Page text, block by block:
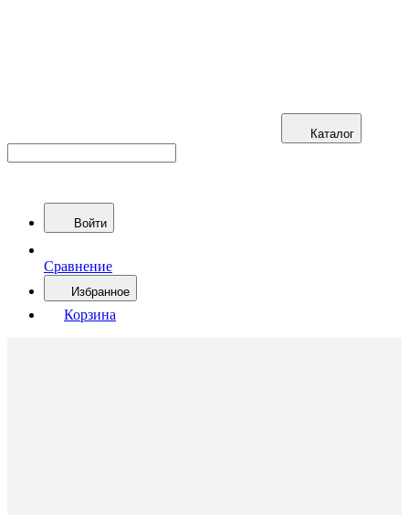
Каталог
Войти
Сравнение
Избранное
Корзина